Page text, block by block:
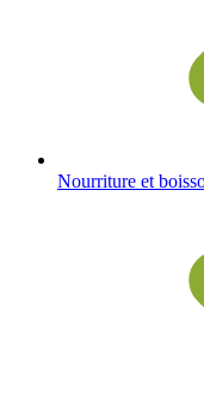
Nourriture et